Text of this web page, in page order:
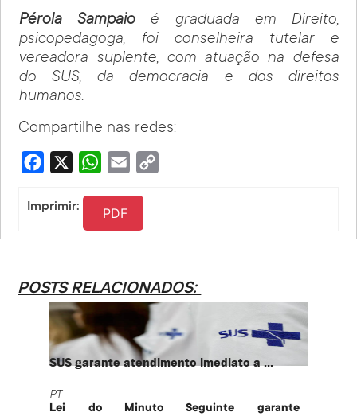
Pérola Sampaioé graduada em Direito,
psicopedagoga, foi conselheira tutelar e
vereadora suplente, com atuação na defesa
do SUS, da democracia e dos direitos
humanos.
Compartilhe nas redes:
Facebook WhatsApp
Email
Imprimir: PDF
POSTS RELACIONADOS:
SUS garante atendimento imediato a ...
PT
Lei do Minuto Seguinte garante